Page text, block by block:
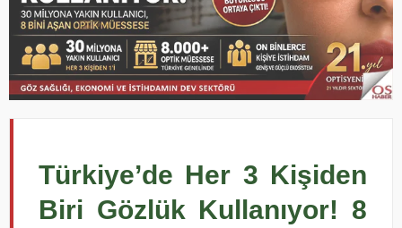
Türkiye’de Her 3 Kişiden
Biri Gözlük Kullanıyor! 8